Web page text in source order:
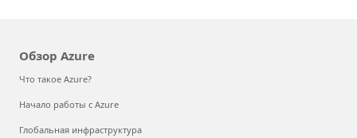
Обзор Azure
Что такое Azure?
Начало работы с Azure
Глобальная инфраструктура